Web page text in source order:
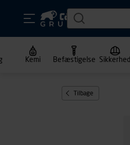
Kemi Befæstigelse Sikkerhed
Tilbage